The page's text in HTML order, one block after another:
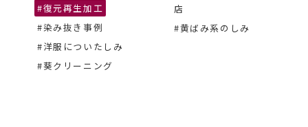
#復元再生加工
#染み抜き事例
#洋服についたしみ
#葵クリーニング
店
#黄ばみ系のしみ